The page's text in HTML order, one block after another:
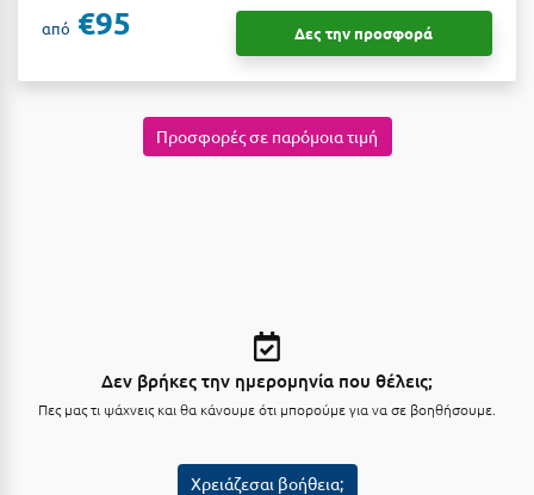
Λεπτοκαρυά
από €95 Δες την προσφορά
Προσφορές σε παρόμοια τιμή
Δεν βρήκες την ημερομηνία που θέλεις;
Πες μας τι ψάχνεις και θα κάνουμε ότι μπορούμε για να σε βοηθήσουμε.
Χρειάζεσαι βοήθεια;